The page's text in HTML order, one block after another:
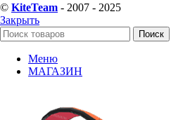
© KiteTeam - 2007 - 2025
Закрыть
Поиск
Меню
МАГАЗИН